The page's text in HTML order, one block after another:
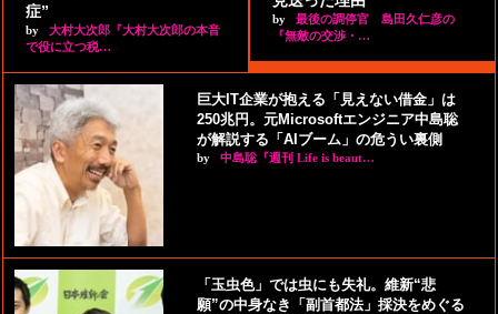
症”
by
大村大次郎『大村大次郎の本音
で役に立つ税…
by
最後の調停官 島田久仁彦の
『無敵の交渉・…
巨大IT企業が抱える「見えない借金」は
250兆円。元Microsoftエンジニア中島聡
が解説する「AIブーム」の危うい裏側
by 中島聡『週刊 Life is beaut…
「玉虫色」では虫にも失礼。維新“悲
願”の中身なき「副首都法」採決をめぐる